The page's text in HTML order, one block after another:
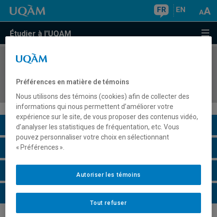
FR EN
Étudier à l'UQAM
COURS//
muséologie et diffusion de l'art
Description du cours
Horaire - Été 2026
Horaire - Automne 2026
Horaire - Hiver 2027
Préférences en matière de témoins
Nous utilisons des témoins (cookies) afin de collecter des
informations qui nous permettent d’améliorer votre
expérience sur le site, de vous proposer des contenus vidéo,
d’analyser les statistiques de fréquentation, etc. Vous
pouvez personnaliser votre choix en sélectionnant
« Préférences ».
Tout refuser
Autoriser les témoins